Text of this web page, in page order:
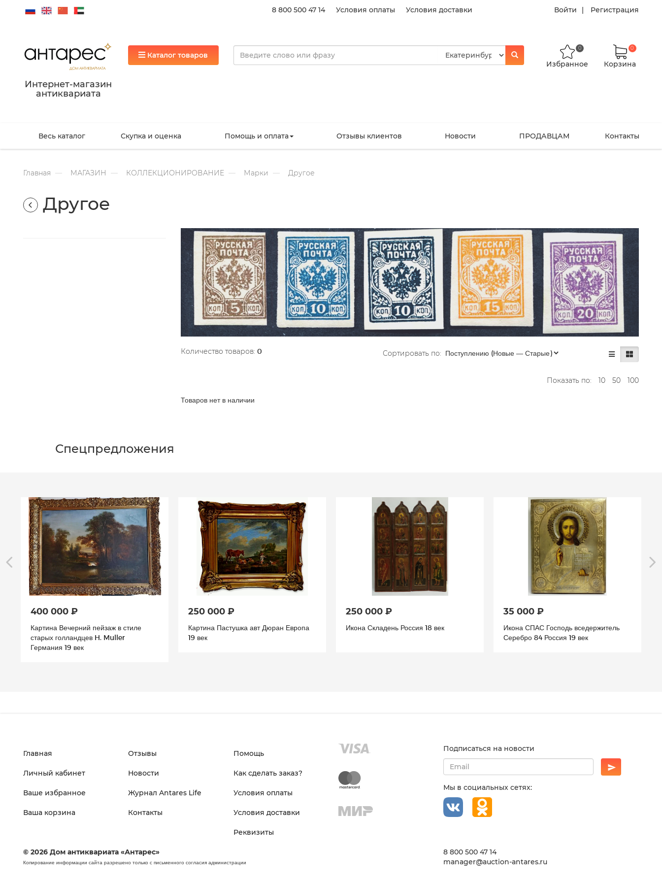
8 800 500 47 14 Условия оплаты Условия доставки Войти Регистрация
Интернет-магазин
антиквариата
Каталог товаров
Избранное
0
Корзина
0
Весь каталог Скупка и оценка Помощь и оплата Отзывы клиентов Новости ПРОДАВЦАМ Контакты
Главная МАГАЗИН КОЛЛЕКЦИОНИРОВАНИЕ Марки Другое
Другое
Количество товаров: 0 Сортировать по:
Показать по: 10 50 100
Товаров нет в наличии
Спецпредложения
400 000 ₽
Картина Вечерний пейзаж в стиле
старых голландцев H. Muller
Германия 19 век
250 000 ₽
Картина Пастушка авт Дюран Европа
19 век
250 000 ₽
Икона Складень Россия 18 век
35 000 ₽
Икона СПАС Господь вседержитель
Серебро 84 Россия 19 век
Главная
Личный кабинет
Ваше избранное
Ваша корзина
Отзывы
Новости
Журнал Antares Life
Контакты
Помощь
Как сделать заказ?
Условия оплаты
Условия доставки
Реквизиты
Подписаться на новости
Мы в социальных сетях:
© 2026 Дом антиквариата «Антарес»
Копирование информации сайта разрешено только с письменного согласия администрации
8 800 500 47 14
manager@auction-antares.ru